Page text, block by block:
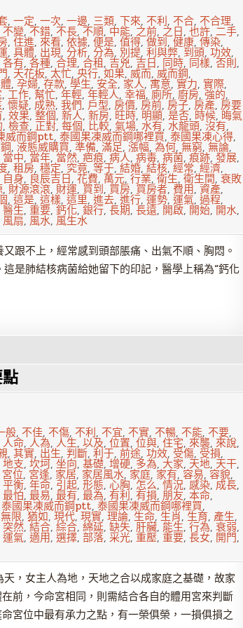
, 一定, 一次, 一邊, 三類, 下來, 不利, 不合, 不合理,
不變,不錯,不長,不順,中能,之前,之日,也許,二手,
, 住進, 來看, 依據, 便是, 值得,做到,健康,傳染,
, 具體, 出現, 分析, 分為, 別提, 利與弊,到頭,功效,
各有,各種,合理,合租,吉兇,吉日, 同時, 同樣,否則,
,天花板,太忙, 央行, 如果,威而,威而鋼,
,孕婦,存款, 學生,安全, 家人,寓意,實力, 實際,
,工作,幫忙,年輕, 年輕人, 幸福,廁所,廚房,強的,
, 懷疑, 成熟, 我們, 戶型, 房價,房前,房子,房產, 房要
, 效果,整個, 新人,新房,旺時,明顯,是否,時候,晦氣
, 檢查, 正對, 每個, 比較, 氣場, 水有, 水龍頭,沒有,
威而鋼ptt,泰國果凍威而鋼哪裡買, 泰國果凍心得,
,液態威購買,準備,滿足,漲幅, 為何,無窮,無論,
當中,當年,當然,疤痕,病人,病毒,病菌,痕跡,發展,
,租房,穩定,究竟, 等于,結婚,結核,經常,經濟,
自身,良辰吉日, 花費, 萬元,行業,衛生, 衛生間,衰敗
,財源滾滾,財運,買到, 買房,買房者, 費用, 資產,
,這是,這樣,這里,進去,進行,運勢, 運氣, 過程,
醫生, 重要,鈣化, 銀行, 長期,長遠,開啟,開始,開水,
風扇, 風水, 風生水
跟不上，經常感到頭部脹痛、出氣不順、胸悶。
是肺結核病菌給她留下的印記，醫學上稱為“鈣化
般, 不佳, 不傷, 不利, 不宜, 不實, 不暢, 不能, 不要,
人命,人為,人生,以及,位置,位與,住宅,來襲,來說,
, 其實, 出生, 判斷, 利于, 前途, 功效, 受傷, 受損,
地支,坎坷, 坐向, 基礎,增硬,多為,大家,天地,天干,
宮位, 宮逢, 家居, 家居風水,家庭,家有,容易, 容貌,
平衡, 年命, 引起, 形態, 心胸,怎么,情況,感染,成長,
最怕, 最易, 最有, 最為, 有利, 有損, 朋友, 本命,
泰國果凍威而鋼ptt,泰國果凍威而鋼哪裡買,
無限, 猶如,現代,現實,理論,生命,生肖,生育, 產生,
突然,結合, 綜合, 綿延, 缺失, 肝臟, 能生, 行為,衰弱,
運氣, 適用, 選擇, 部落, 采光, 重壓, 重要, 長女, 開門,
，女主人為地，天地之合以成家庭之基礎，故家
前，今命宮相同，則需結合各自的體用宮來判斷
宮位中最有承力之點，有一榮俱榮，一損俱損之